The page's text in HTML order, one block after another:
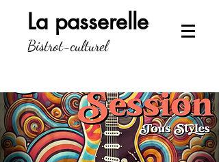
La passerelle
Bistrot-culturel